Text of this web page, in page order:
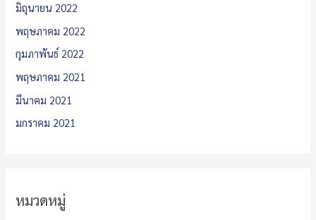
มิถุนายน 2022
พฤษภาคม 2022
กุมภาพันธ์ 2022
พฤษภาคม 2021
มีนาคม 2021
มกราคม 2021
หมวดหมู่